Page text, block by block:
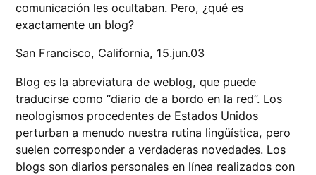
comunicación les ocultaban. Pero, ¿qué es
exactamente un blog?
San Francisco, California, 15.jun.03
Blog es la abreviatura de weblog, que puede
traducirse como “diario de a bordo en la red”. Los
neologismos procedentes de Estados Unidos
perturban a menudo nuestra rutina lingüística, pero
suelen corresponder a verdaderas novedades. Los
blogs son diarios personales en línea realizados con